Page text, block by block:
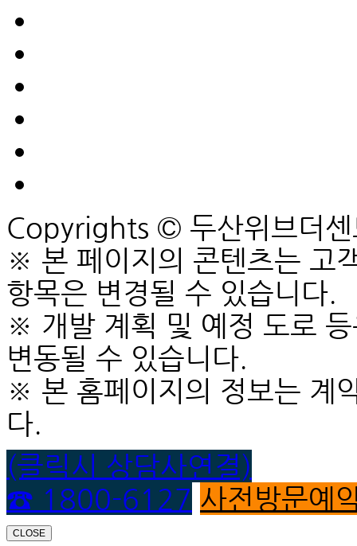
Copyrights © 두산위브더
※ 본 페이지의 콘텐츠는 고
항목은 변경될 수 있습니다.
※ 개발 계획 및 예정 도로
변동될 수 있습니다.
※ 본 홈페이지의 정보는 계
다.
(클릭시 상담사연결)
☎ 1800-6127 사전방문예
CLOSE